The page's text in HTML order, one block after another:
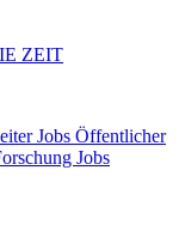
ZEIT
Jobs Öffentlicher
Jobs